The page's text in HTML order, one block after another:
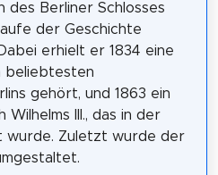
des Berliner Schlosses
der Geschichte
erhielt er 1834 eine
beliebtesten
gehört, und 1863 ein
III., das in der
wurde. Zuletzt wurde der